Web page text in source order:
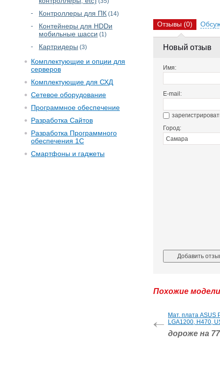
Контроллеры для ПК (14)
Контейнеры для HDDи
мобильные шасси (1)
Картридеры (3)
Комплектующие и опции для
серверов
Комплектующие для СХД
Сетевое оборудование
Программное обеспечение
Разработка Сайтов
Разработка Программного
обеспечения 1С
Смартфоны и гаджеты
Отзывы (0)
Новый отзыв
Имя:
E-mail:
Город:
Похожие модели
Мат. плата ASUS
LGA1200, H470,
дороже на